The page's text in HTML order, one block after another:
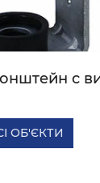
с
ОБ'ЄКТИ